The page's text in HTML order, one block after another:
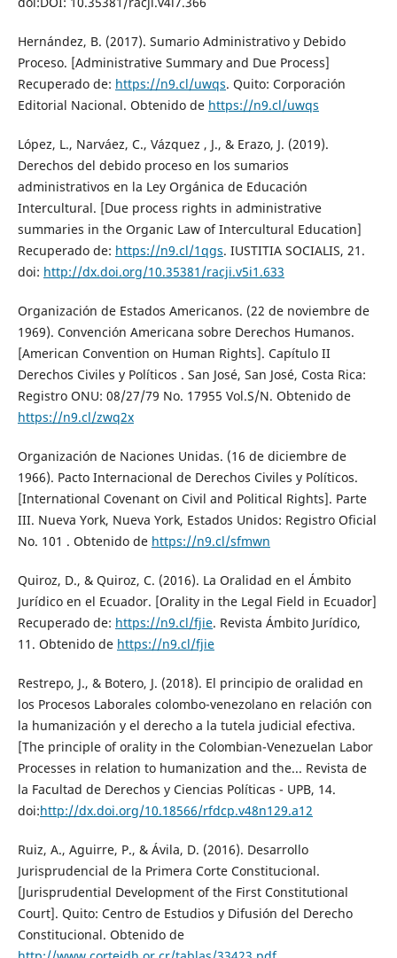
Hernández, B. (2017). Sumario Administrativo y Debido
Proceso. [Administrative Summary and Due Process]
Recuperado de: https://n9.cl/uwqs. Quito: Corporación
Editorial Nacional. Obtenido de https://n9.cl/uwqs
López, L., Narváez, C., Vázquez , J., & Erazo, J. (2019).
Derechos del debido proceso en los sumarios
administrativos en la Ley Orgánica de Educación
Intercultural. [Due process rights in administrative
summaries in the Organic Law of Intercultural Education]
Recuperado de: https://n9.cl/1qgs. IUSTITIA SOCIALIS, 21.
doi: http://dx.doi.org/10.35381/racji.v5i1.633
Organización de Estados Americanos. (22 de noviembre de
1969). Convención Americana sobre Derechos Humanos.
[American Convention on Human Rights]. Capítulo II
Derechos Civiles y Políticos . San José, San José, Costa Rica:
Registro ONU: 08/27/79 No. 17955 Vol.S/N. Obtenido de
https://n9.cl/zwq2x
Organización de Naciones Unidas. (16 de diciembre de
1966). Pacto Internacional de Derechos Civiles y Políticos.
[International Covenant on Civil and Political Rights]. Parte
III. Nueva York, Nueva York, Estados Unidos: Registro Oficial
No. 101 . Obtenido de https://n9.cl/sfmwn
Quiroz, D., & Quiroz, C. (2016). La Oralidad en el Ámbito
Jurídico en el Ecuador. [Orality in the Legal Field in Ecuador]
Recuperado de: https://n9.cl/fjie. Revista Ámbito Jurídico,
11. Obtenido de https://n9.cl/fjie
Restrepo, J., & Botero, J. (2018). El principio de oralidad en
los Procesos Laborales colombo-venezolano en relación con
la humanización y el derecho a la tutela judicial efectiva.
[The principle of orality in the Colombian-Venezuelan Labor
Processes in relation to humanization and the... Revista de
la Facultad de Derechos y Ciencias Políticas - UPB, 14.
doi:http://dx.doi.org/10.18566/rfdcp.v48n129.a12
Ruiz, A., Aguirre, P., & Ávila, D. (2016). Desarrollo
Jurisprudencial de la Primera Corte Constitucional.
[Jurisprudential Development of the First Constitutional
Court]. Quito: Centro de Estudios y Difusión del Derecho
Constitucional. Obtenido de